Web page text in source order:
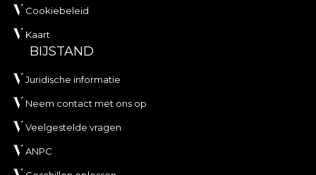
Cookiebeleid
Kaart
BIJSTAND
Juridische informatie
Neem contact met ons op
Veelgestelde vragen
ANPC